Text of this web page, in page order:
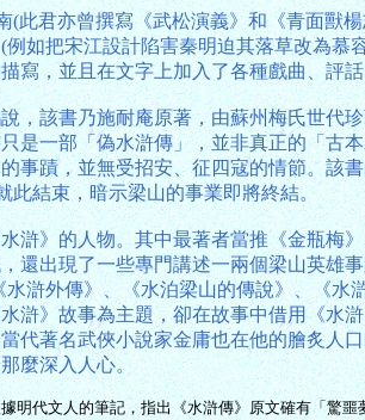
君亦曾撰寫《武松演義》和《青面獸
如把宋江設計陷害秦明迫其落草改為
，並且在文字上加入了各種戲曲、評
，該書乃施耐庵原著，由蘇州梅氏世代
一部「偽水滸傳」，並非真正的「古
蹟，並無受招安、征四寇的情節。該
此結束，暗示梁山的事業即將終結。
》的人物。其中最著者當推《金瓶梅
出現了一些專門講述一兩個梁山英雄
滸外傳》、《水泊梁山的傳說》、《
》故事為主題，卻在故事中借用《水
著名武俠小說家金庸也在他的膾炙人
麼深入人心。
代文人的筆記，指出《水滸傳》原文確有「驚